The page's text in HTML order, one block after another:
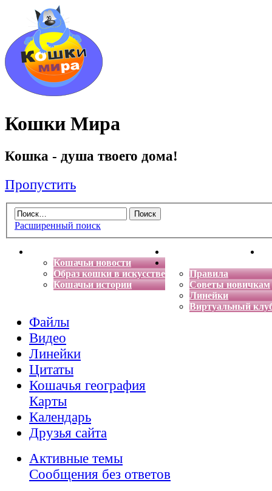
Кошки Мира
Кошка - душа твоего дома!
Пропустить
Расширенный поиск
Кошачьи новости
Образ кошки в искусстве
Кошачьи истории
Энциклопедия кошек
Правила
Советы новичкам
Линейки
Виртуальный
Файлы
Видео
Линейки
Цитаты
Кошачья география
Карты
Календарь
Друзья сайта
Активные темы
Сообщения без ответов